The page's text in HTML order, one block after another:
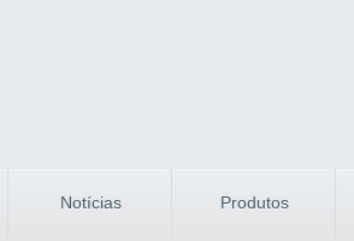
Notícias Produtos